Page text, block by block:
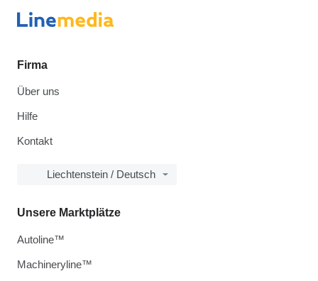
Firma
Über uns
Hilfe
Kontakt
Liechtenstein / Deutsch
Unsere Marktplätze
Autoline™
Machineryline™